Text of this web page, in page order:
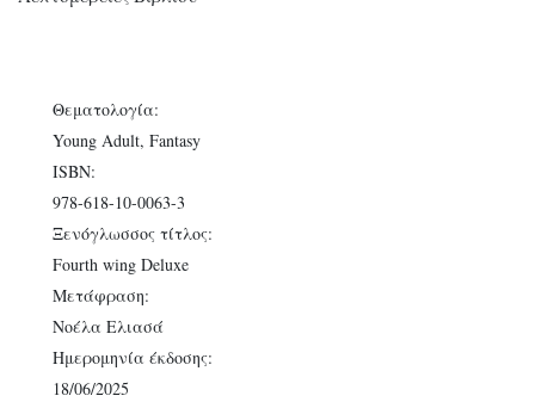
Θεματολογία:
Young Adult, Fantasy
ISBN:
978-618-10-0063-3
Ξενόγλωσσος τίτλος:
Fourth wing Deluxe
Μετάφραση:
Νοέλα Ελιασά
Ημερομηνία έκδοσης:
18/06/2025